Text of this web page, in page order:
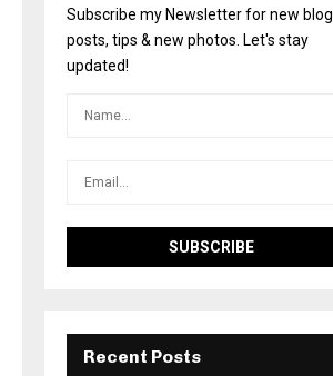
Subscribe my Newsletter for new blog
posts, tips & new photos. Let's stay
updated!
Recent Posts